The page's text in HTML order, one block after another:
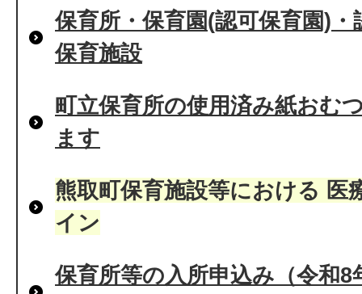
保育所・保育園(認可保育園)
保育施設
町立保育所の使用済み紙おむ
ます
熊取町保育施設等における 医
イン
保育所等の入所申込み（令和